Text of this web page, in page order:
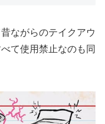
ながらのテイクアウ
て使用禁止なのも同